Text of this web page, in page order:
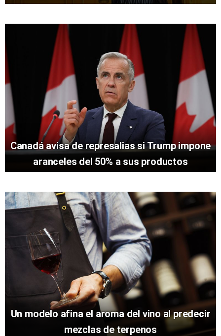
Canadá avisa de represalias si Trump impone
aranceles del 50% a sus productos
Un modelo afina el aroma del vino al predecir
mezclas de terpenos